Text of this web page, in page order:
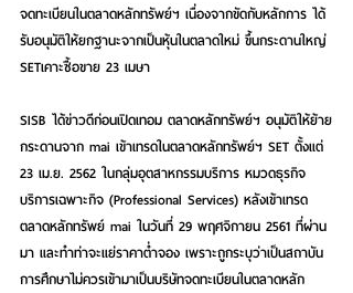
จดทะเบียนในตลาดหลักทรัพย์ฯ เนื่องจากขัดกับหลักการ ได้
รับอนุมัติให้ยกฐานะจากเป็นหุ้นในตลาดใหม่ ขึ้นกระดานใหญ่
SETเคาะซื้อขาย 23 เมษา
SISB ได้ข่าวดีก่อนเปิดเทอม ตลาดหลักทรัพย์ฯ อนุมัติให้ย้าย
กระดานจาก mai เข้าเทรดในตลาดหลักทรัพย์ฯ SET ตั้งแต่
23 เม.ย. 2562 ในกลุ่มอุตสาหกรรมบริการ หมวดธุรกิจ
บริการเฉพาะกิจ (Professional Services) หลังเข้าเทรด
ตลาดหลักทรัพย์ mai ในวันที่ 29 พฤศจิกายน 2561 ที่ผ่าน
มา และทำท่าจะแย่ราคาต่ำจอง เพราะถูกระบุว่าเป็นสถาบัน
การศึกษาไม่ควรเข้ามาเป็นบริษัทจดทะเบียนในตลาดหลัก